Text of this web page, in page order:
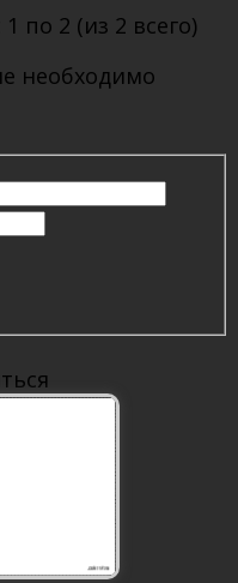
по 2 (из 2 всего)
необходимо